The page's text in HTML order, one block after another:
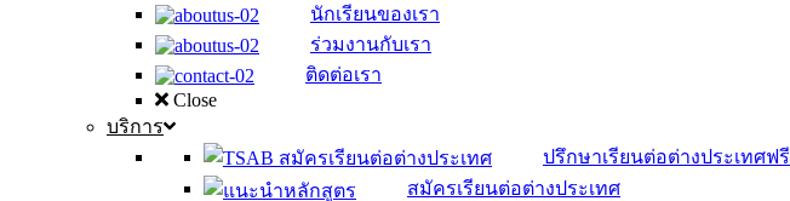
นักเรียนของเรา
ร่วมงานกับเรา
ติดต่อเรา
Close
บริการ
ปรึกษาเรียนต่อต่างประเทศฟรี
สมัครเรียนต่อต่างประเทศ